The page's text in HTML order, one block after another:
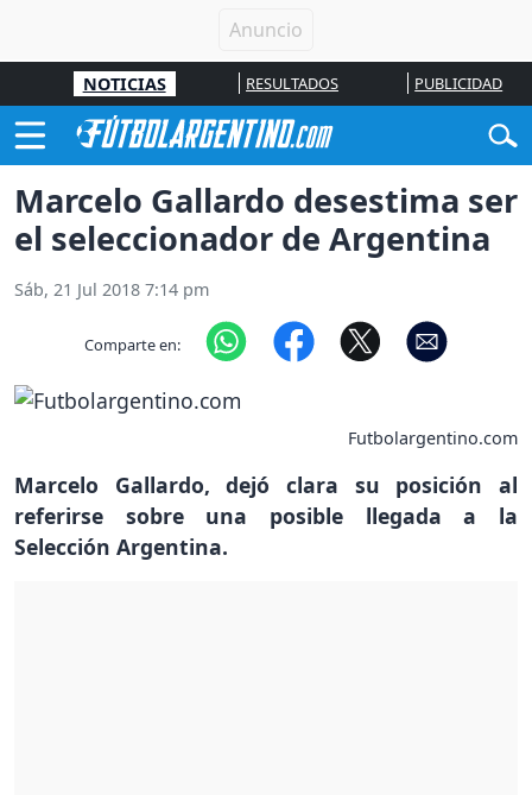
NOTICIAS RESULTADOS PUBLICIDAD
Marcelo Gallardo desestima ser
el seleccionador de Argentina
Sáb, 21 Jul 2018 7:14 pm
Comparte en:
Futbolargentino.com
Marcelo Gallardo, dejó clara su posición al
referirse sobre una posible llegada a la
Selección Argentina.